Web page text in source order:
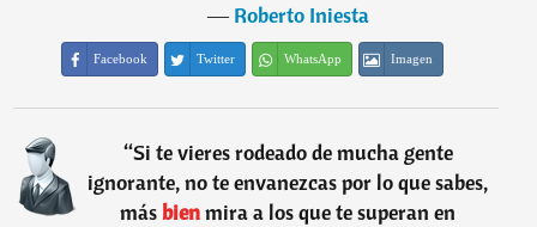
―Roberto Iniesta
Facebook Twitter WhatsApp Imagen
“Si te vieres rodeado de mucha gente
ignorante, no te envanezcas por lo que sabes,
másbienmira a los que te superan en